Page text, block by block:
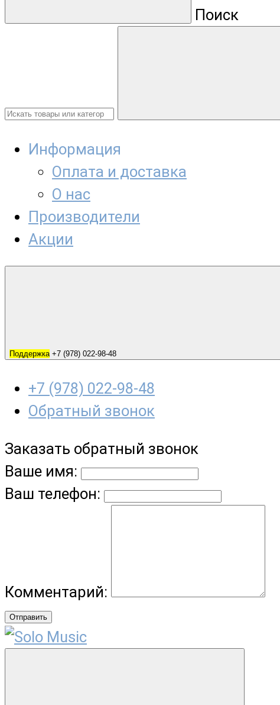
Поиск
Информация
Оплата и доставка
О нас
Производители
Акции
Поддержка +7 (978) 022-98-48
+7 (978) 022-98-48
Обратный звонок
Заказать обратный звонок
Ваше имя:
Ваш телефон:
Комментарий:
Отправить